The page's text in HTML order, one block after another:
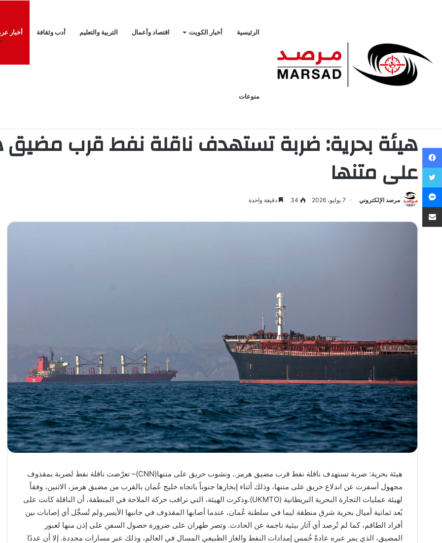
الرئيسية أخبار الكويت اقتصاد وأعمال التربية والتعليم أدب وثقافة أخبار
منوعات
طقس اليوم شديد الحرارة مع فرصة للغبار.. والعظمى 50 مئوية
هيئة بحرية: ضربة تستهدف ناقلة نفط قرب
على متنها
مرصد الإلكتروني 7 يوليو، 2026 34 دقيقة واحدة
هيئة بحرية: ضربة تستهدف ناقلة نفط قرب مضيق هرمز.. ونشوب حريق على متنها(CNN)– تعرّضت ناقلة نفط لضربة بمقذوف
مجهول أسفرت عن اندلاع حريق على متنها، وذلك أثناء إبحارها جنوباً باتجاه خليج عُمان بالقرب من مضيق هرمز، الاثنين، وفقاً
لهيئة عمليات التجارة البحرية البريطانية (UKMTO).وذكرت الهيئة، التي تراقب حركة الملاحة في المنطقة، أن الناقلة كانت على
بُعد ثمانية أميال بحرية شرق منطقة ليما في سلطنة عُمان، عندما أصابها المقذوف في جانبها الأيسر.ولم تُسجَّل أي إصابات بين
أفراد الطاقم، كما لم تُرصد أي آثار بيئية ناجمة عن الحادث. وتصر طهران على ضرورة حصول السفن على إذن منها لعبور
المضيق، الذي يمر عبره عادةً خُمس إمدادات النفط والغاز الطبيعي المسال في العالم، وذلك عبر مسارات محددة. إلا أن عددًا
فيسبوك
تويتر
مشاركة عبر البريد